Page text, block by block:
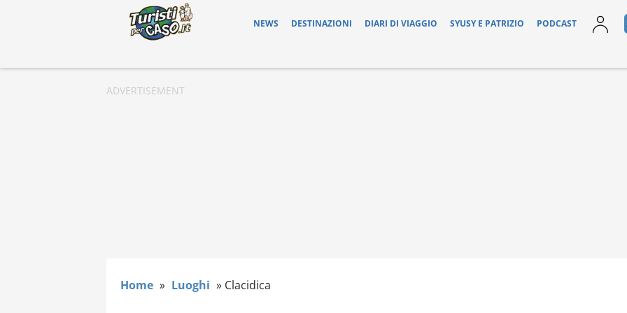
NEWS DESTINAZIONI DIARI DI VIAGGIO SYUSY E PATRIZIO PODCAST
Home » Luoghi » Clacidica